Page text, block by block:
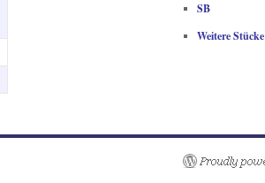
SB
Weitere Stücke